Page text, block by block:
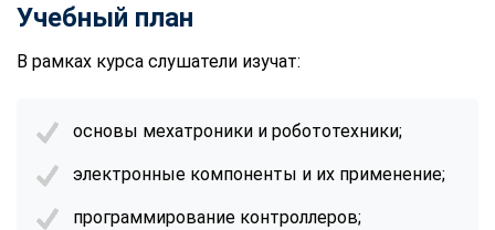
Учебный план
В рамках курса слушатели изучат:
основы мехатроники и робототехники;
электронные компоненты и их применение;
программирование контроллеров;